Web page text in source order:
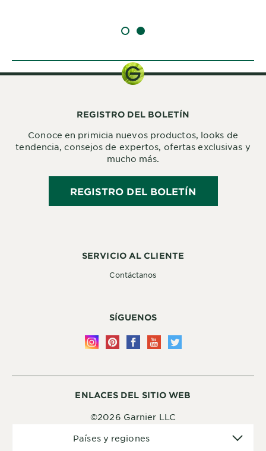
SLIDE 1SLIDE 2
ENLACES DEL SITIO WEB
©2026 Garnier LLC
Países y regiones
SERVICIO AL CLIENTE
Contáctanos
SÍGUENOS
REGISTRO DEL BOLETÍN
Conoce en primicia nuevos productos, looks de
tendencia, consejos de expertos, ofertas exclusivas y
mucho más.
REGISTRO DEL BOLETÍN